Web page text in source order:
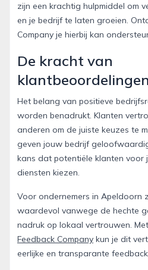
zijn een krachtig hulpmiddel om
en je bedrijf te laten groeien.
Company je hierbij kan
De kracht van
klantbeoordelingen
Het belang van positieve
worden benadrukt. Klanten
anderen om de juiste keuzes te
geven jouw bedrijf
kans dat potentiële klanten voor
diensten kiezen.
Voor ondernemers in Apeldoorn
waardevol vanwege de hechte
nadruk op lokaal vertrouwen. Met
Feedback Company kun je dit
eerlijke en transparante